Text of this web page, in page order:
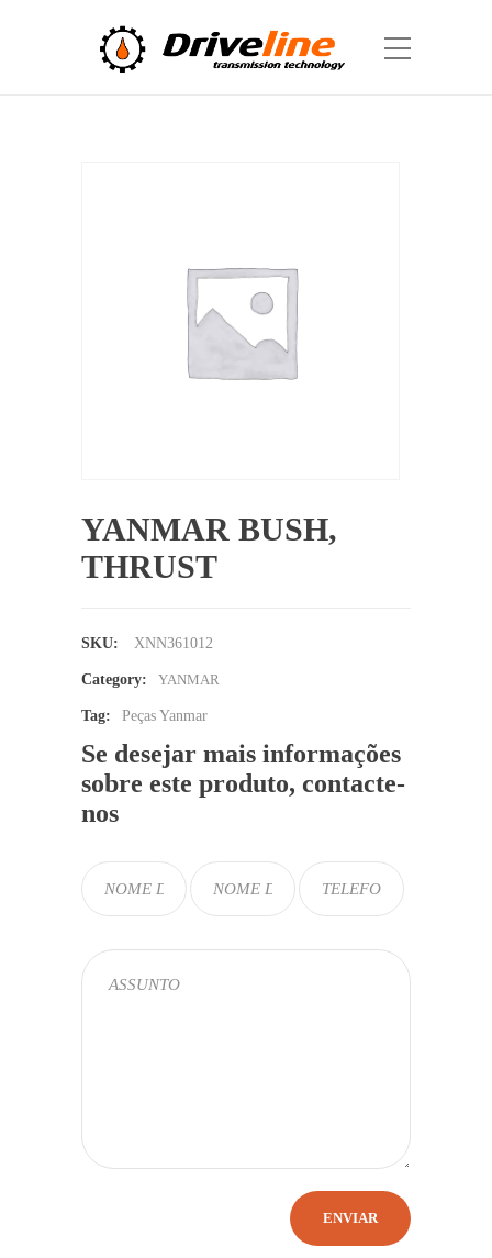
YANMAR BUSH,
THRUST
SKU: XNN361012
Category: YANMAR
Tag: Peças Yanmar
Se desejar mais informações
sobre este produto, contacte-
nos